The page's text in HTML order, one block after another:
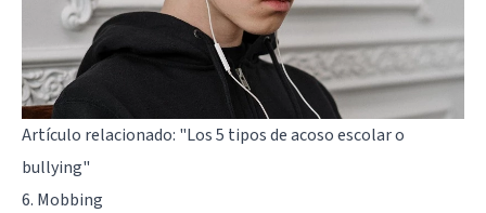
Artículo relacionado: "Los 5 tipos de acoso escolar o
bullying"
6. Mobbing